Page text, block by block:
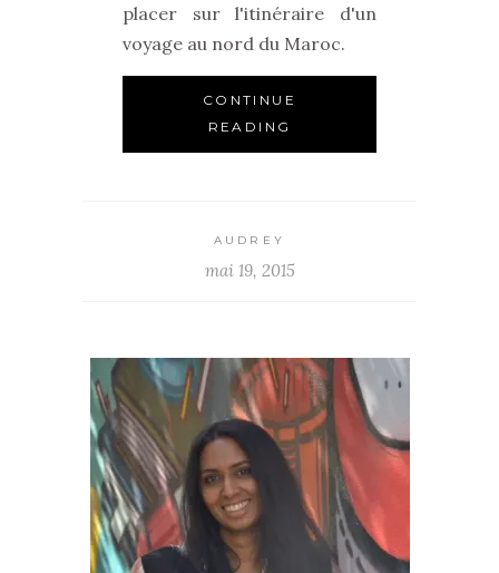
placer sur l'itinéraire d'un
voyage au nord du Maroc.
CONTINUE
READING
AUDREY
mai 19, 2015